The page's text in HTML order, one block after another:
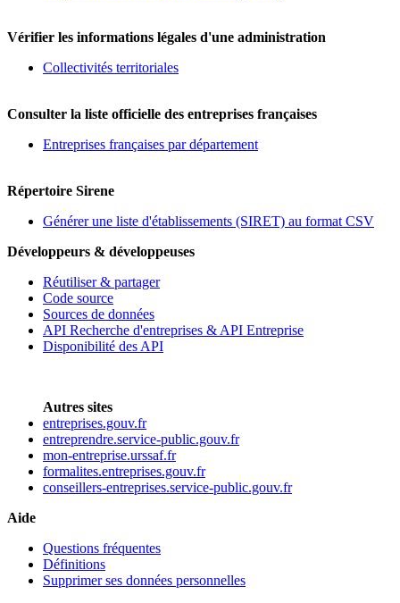
Vérifier les informations légales d'une administration
Collectivités territoriales
Consulter la liste officielle des entreprises françaises
Entreprises françaises par département
Répertoire Sirene
Générer une liste d'établissements (SIRET) au format CSV
Développeurs & développeuses
Réutiliser & partager
Code source
Sources de données
API Recherche d'entreprises & API Entreprise
Disponibilité des API
Autres sites
entreprises.gouv.fr
entreprendre.service-public.gouv.fr
mon-entreprise.urssaf.fr
formalites.entreprises.gouv.fr
conseillers-entreprises.service-public.gouv.fr
Aide
Questions fréquentes
Définitions
Supprimer ses données personnelles